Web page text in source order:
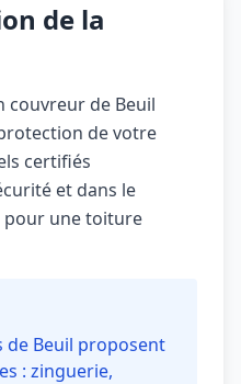
de la
couvreur de Beuil
de votre
certifiés
et dans le
pour une toiture
de Beuil proposent
: zinguerie,